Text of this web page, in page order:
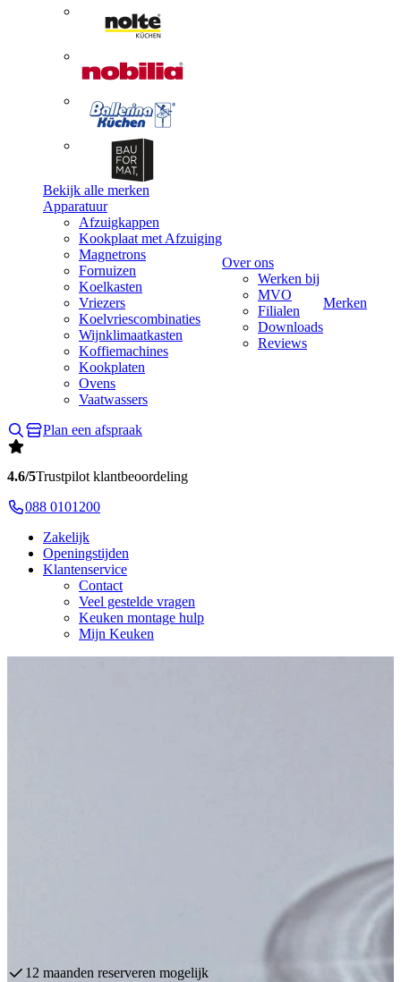
Bekijk alle merken
Apparatuur
Afzuigkappen
Kookplaat met Afzuiging
Magnetrons
Fornuizen
Koelkasten
Vriezers
Koelvriescombinaties
Wijnklimaatkasten
Koffiemachines
Kookplaten
Ovens
Vaatwassers
Over ons
Werken bij
MVO
Filialen
Downloads
Reviews
Merken
Plan een afspraak
4.6/5Trustpilot klantbeoordeling
088 0101200
Zakelijk
Openingstijden
Klantenservice
Contact
Veel gestelde vragen
Keuken montage hulp
Mijn Keuken
keukenstijlen onder één dak in de Grootste Showrooms van
Nederland! Voor inspireren en oriënteren, bij Keukenwarenhuis.nl
Persoonlijk Advies Door Ervaren Experts